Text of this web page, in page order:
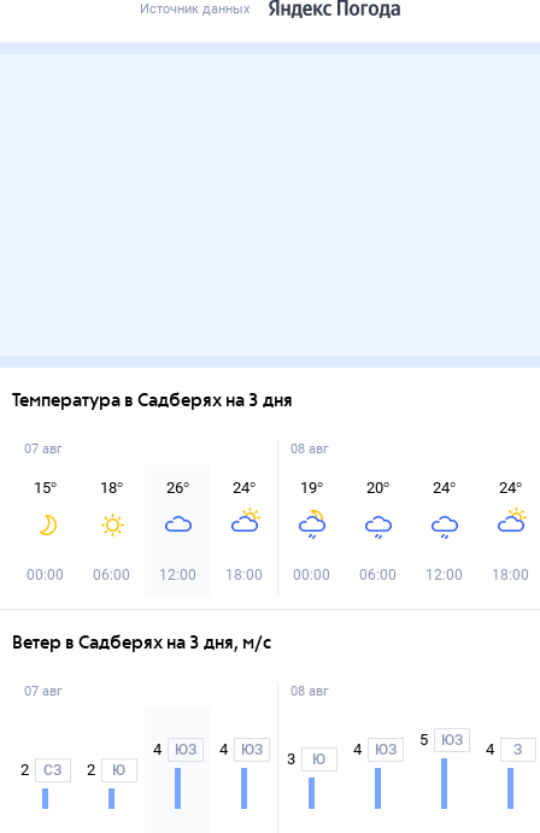
Источник данных
Температура в Садберях на 3 дня
07 авг
15°
00:00
18°
06:00
26°
12:00
24°
18:00
08 авг
19°
00:00
20°
06:00
24°
12:00
24°
18:00
Ветер в Садберях на 3 дня, м/с
07 авг
2 СЗ 2 Ю
4 ЮЗ 4 ЮЗ
08 авг
3 Ю
4 ЮЗ
5 ЮЗ 4 З